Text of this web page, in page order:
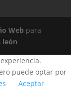
Web para
león
puede optar por
Aceptar